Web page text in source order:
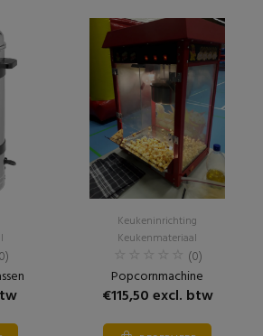
Keukeninrichting
Keukenmateriaal
(0)
Popcornmachine
€115,50 excl. btw